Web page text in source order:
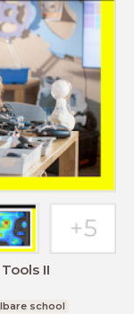
II
school